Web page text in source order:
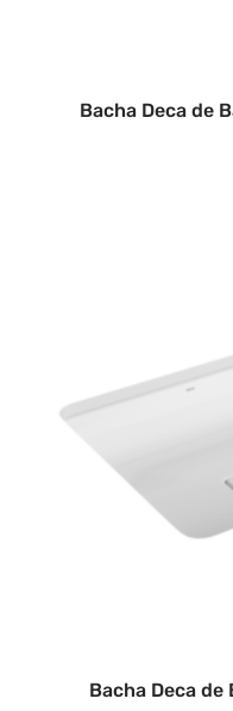
Bacha Deca de
Bacha Deca de